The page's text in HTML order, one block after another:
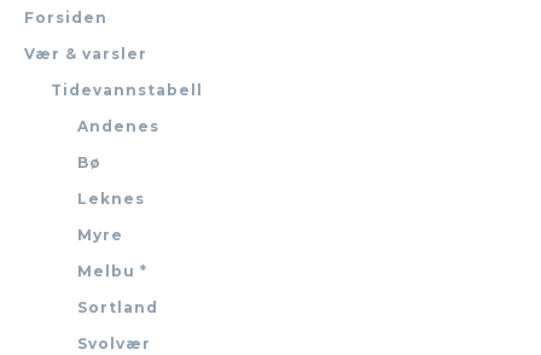
Forsiden
Vær & varsler
Tidevannstabell
Andenes
Bø
Leknes
Myre
Melbu *
Sortland
Svolvær